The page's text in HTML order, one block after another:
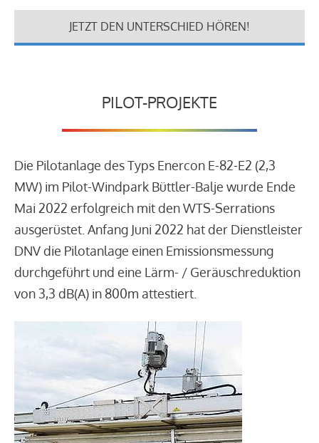
JETZT DEN UNTERSCHIED HÖREN!
PILOT-PROJEKTE
Die Pilotanlage des Typs Enercon E-82-E2 (2,3
MW) im Pilot-Windpark Büttler-Balje wurde Ende
Mai 2022 erfolgreich mit den WTS-Serrations
ausgerüstet. Anfang Juni 2022 hat der Dienstleister
DNV die Pilotanlage einen Emissionsmessung
durchgeführt und eine Lärm- / Geräuschreduktion
von 3,3 dB(A) in 800m attestiert.